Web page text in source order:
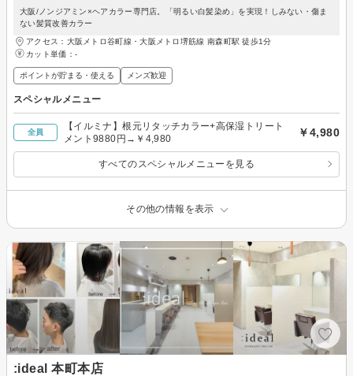
大阪/ノンジアミン×ヘアカラー専門店。「明るい白髪染め」を実現！しみない・傷ま
ない髪質改善カラー
アクセス：大阪メトロ谷町線・大阪メトロ堺筋線 南森町駅 徒歩1分
カット単価： -
ポイントが貯まる・使える メンズ歓迎
スペシャルメニュー
全員
【イルミナ】根元リタッチカラー+高保湿トリート
メント9880円→￥4,980
￥4,980
すべてのスペシャルメニューを見る
その他の情報を表示
:ideal 本町本店